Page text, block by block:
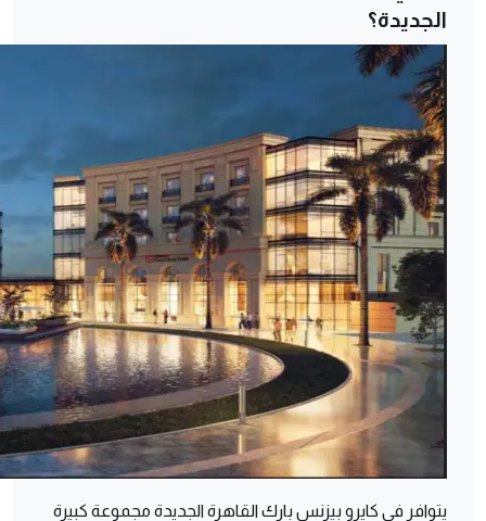
الجديدة؟
يتوافر في كايرو بيزنس بارك القاهرة الجديدة مجموعة كبيرة